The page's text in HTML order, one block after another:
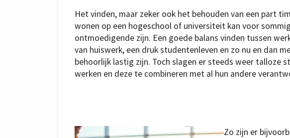
Het vinden, maar zeker ook het behouden van een part
wonen op een hogeschool of universiteit kan voor
ontmoedigende zijn. Een goede balans vinden tussen
van huiswerk, een druk studentenleven en zo nu en dan
behoorlijk lastig zijn. Toch slagen er steeds weer talloze
werken en deze te combineren met al hun andere
Zo zijn er